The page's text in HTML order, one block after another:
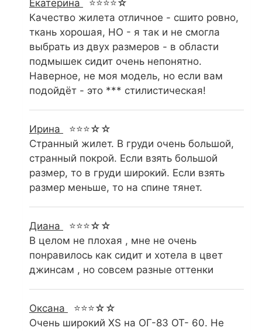
Екатерина
⭐⭐⭐⭐☆
Качество жилета отличное - сшито ровно,
ткань хорошая, НО - я так и не смогла
выбрать из двух размеров - в области
подмышек сидит очень непонятно.
Наверное, не моя модель, но если вам
подойдёт - это *** стилистическая!
Ирина
⭐⭐⭐☆☆
Странный жилет. В груди очень большой,
странный покрой. Если взять большой
размер, то в груди широкий. Если взять
размер меньше, то на спине тянет.
Диана
⭐⭐⭐☆☆
В целом не плохая , мне не очень
понравилось как сидит и хотела в цвет
джинсам , но совсем разные оттенки
Оксана
⭐⭐⭐☆☆
Очень широкий XS на ОГ-83 ОТ- 60. Не